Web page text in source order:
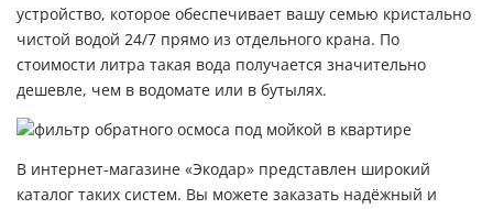
устройство, которое обеспечивает вашу семью кристально
чистой водой 24/7 прямо из отдельного крана. По
стоимости литра такая вода получается значительно
дешевле, чем в водомате или в бутылях.
В интернет-магазине «Экодар» представлен широкий
каталог таких систем. Вы можете заказать надёжный и